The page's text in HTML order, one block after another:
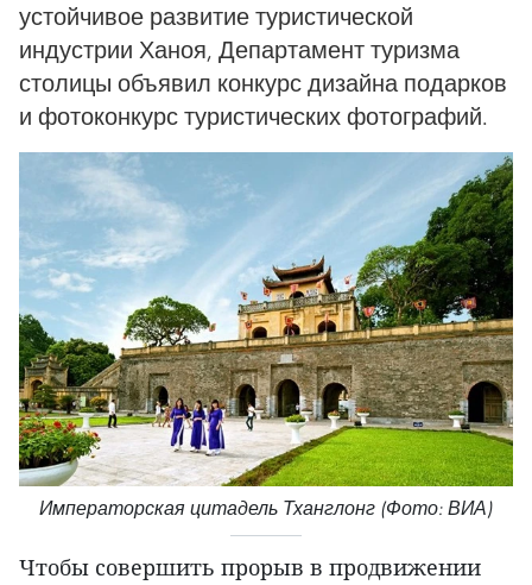
устойчивое развитие туристической
индустрии Ханоя, Департамент туризма
столицы объявил конкурс дизайна подарков
и фотоконкурс туристических фотографий.
Императорская цитадель Тханглонг (Фото: ВИА)
Чтобы совершить прорыв в продвижении